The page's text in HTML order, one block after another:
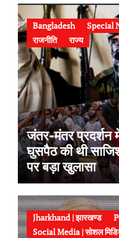
Bangladesh Special
राजनीति
राज्य
जंतर-मंतर प्रदर्शन
घुसपैठ की थी
पर बड़ा खुलासा
Jharkhand | झारखण्ड
Social Media | सोशल